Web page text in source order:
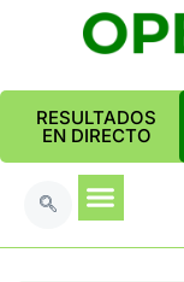
RESULTADOS
EN DIRECTO